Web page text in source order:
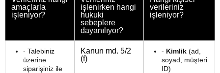
amaçlarla
işleniyor?
işlenirken hangi
hukuki
sebeplere
dayanılıyor?
verileriniz
işleniyor?
- Talebiniz
üzerine
siparişiniz ile
Kanun md. 5/2
(f)
- Kimlik (ad,
soyad, müşteri
ID)